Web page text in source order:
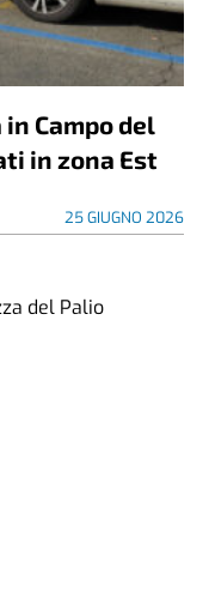
Campo del
in zona Est
25 GIUGNO 2026